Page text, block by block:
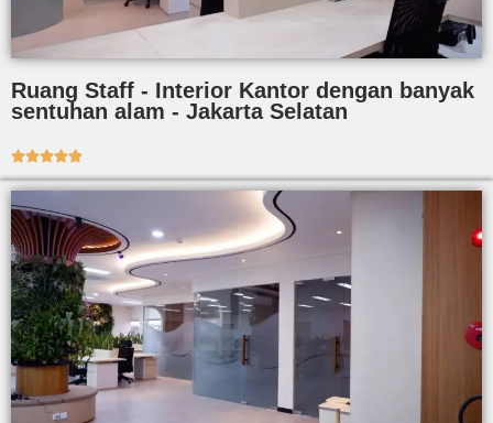
Ruang Staff - Interior Kantor dengan banyak
sentuhan alam - Jakarta Selatan
